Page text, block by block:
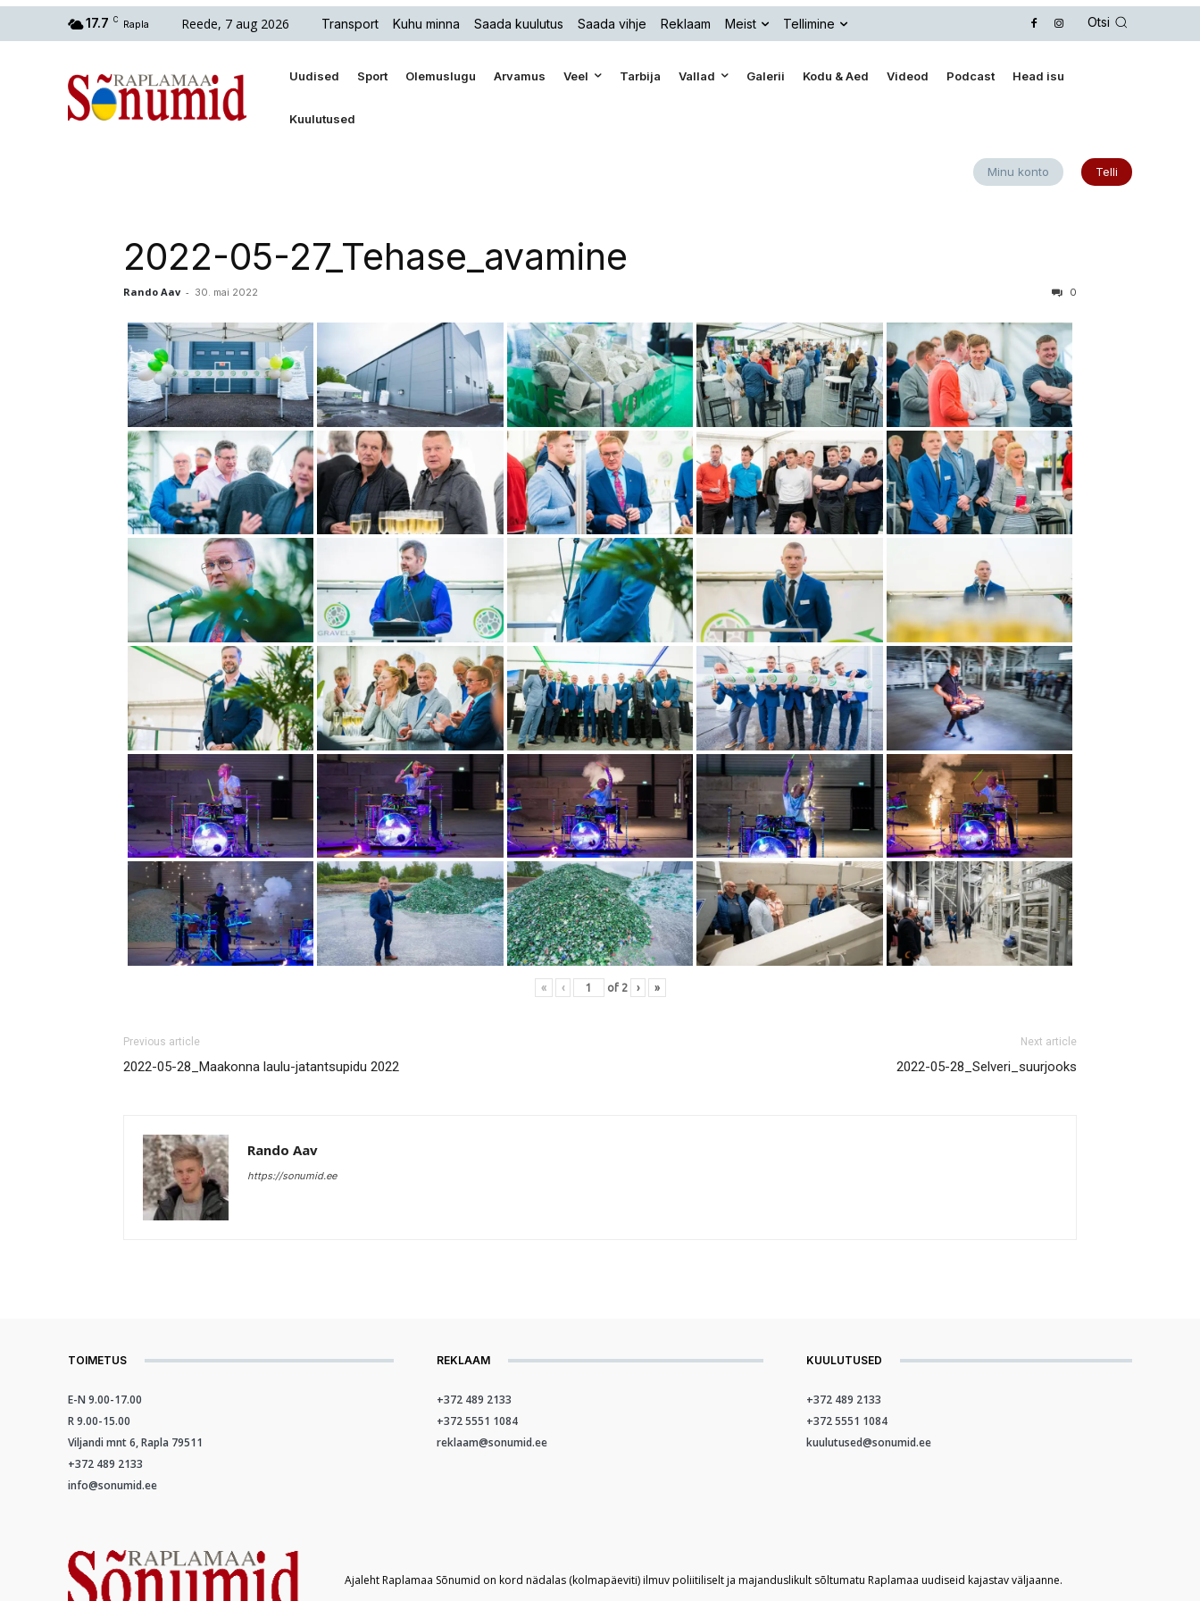
17.7 C Rapla Reede, 7 aug 2026 Transport Kuhu minna Saada kuulutus Saada vihje Reklaam Meist Tellimine Otsi
Uudised Sport Olemuslugu Arvamus Veel Tarbija Vallad Galerii Kodu & Aed Videod Podcast Head isu
Kuulutused
Minu konto Telli
2022-05-27_Tehase_avamine
Rando Aav - 30. mai 2022 0
« ‹ of 2 › »
Previous article
2022-05-28_Maakonna laulu-jatantsupidu 2022
Next article
2022-05-28_Selveri_suurjooks
Rando Aav
https://sonumid.ee
TOIMETUS
E-N 9.00-17.00
R 9.00-15.00
Viljandi mnt 6, Rapla 79511
+372 489 2133
info@sonumid.ee
REKLAAM
+372 489 2133
+372 5551 1084
reklaam@sonumid.ee
KUULUTUSED
+372 489 2133
+372 5551 1084
kuulutused@sonumid.ee
Ajaleht Raplamaa Sõnumid on kord nädalas (kolmapäeviti) ilmuv poliitiliselt ja majanduslikult sõltumatu Raplamaa uudiseid kajastav väljaanne.